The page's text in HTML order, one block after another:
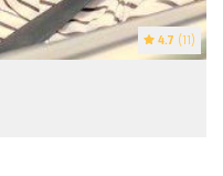
4.7 (11)